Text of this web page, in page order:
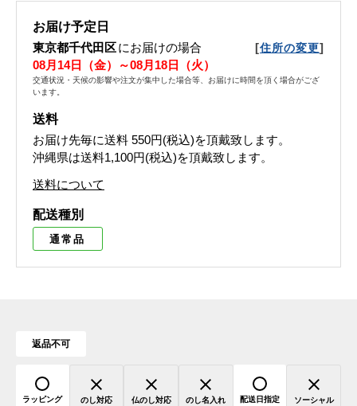
お届け予定日
東京都千代田区にお届けの場合 [住所の変更]
08月14日（金）～08月18日（火）
交通状況・天候の影響や注文が集中した場合等、お届けに時間を頂く場合がござ
います。
送料
お届け先毎に送料 550円(税込)を頂戴致します。
沖縄県は送料1,100円(税込)を頂戴致します。
送料について
配送種別
通常品
返品不可
ラッピング のし対応 仏のし対応 のし名入れ 配送日指定
ソーシャル